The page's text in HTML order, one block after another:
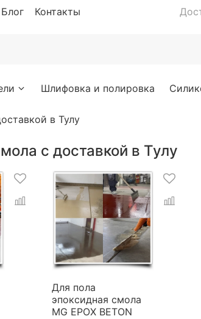
Блог Контакты
Шлифовка и полировка
в Тулу
с доставкой в Тулу
Для пола
эпоксидная смола
MG EPOX BETON